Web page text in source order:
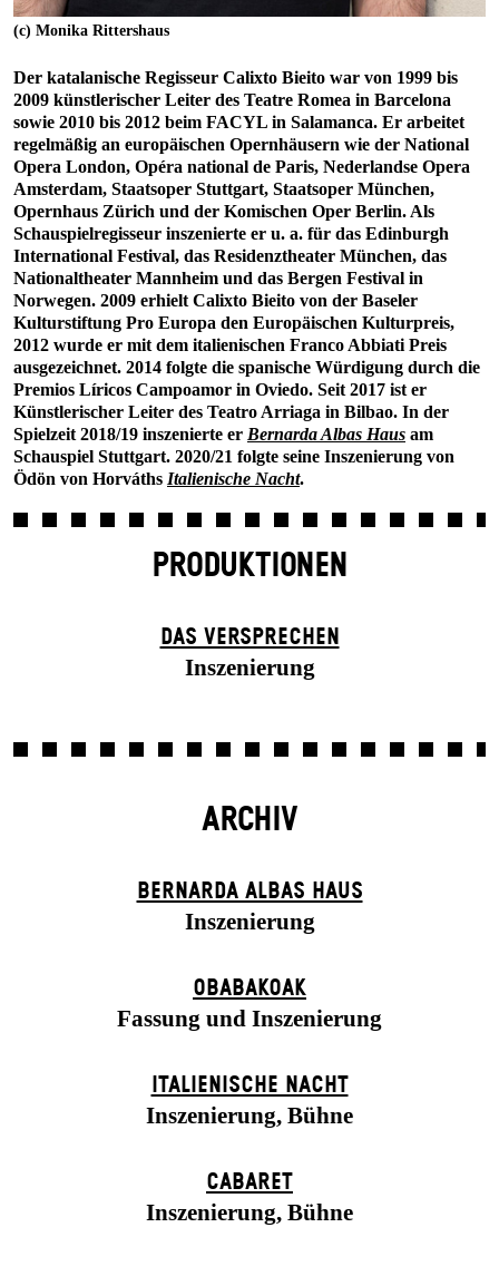
(c) Monika Rittershaus
Der katalanische Regisseur Calixto Bieito war von 1999 bis
2009 künstlerischer Leiter des Teatre Romea in Barcelona
sowie 2010 bis 2012 beim FACYL in Salamanca. Er arbeitet
regelmäßig an europäischen Opernhäusern wie der National
Opera Lon­don, Opéra national de Paris, Nederlandse Opera
Amsterdam, Staatsoper Stuttgart, Staatsoper München,
Opernhaus Zürich und der Komischen Oper Berlin. Als
Schauspielregisseur in­szenierte er u. a. für das Edinburgh
International Festival, das Residenztheater München, das
Nationaltheater Mannheim und das Bergen Festival in
Norwegen. 2009 erhielt Calixto Bieito von der Baseler
Kulturstiftung Pro Europa den Europäischen Kulturpreis,
2012 wurde er mit dem italienischen Franco Ab­biati Preis
ausgezeichnet. 2014 folgte die spanische Würdigung durch die
Premios Líricos Campoamor in Oviedo. Seit 2017 ist er
Künstlerischer Leiter des Teatro Arriaga in Bilbao. In der
Spielzeit 2018/19 inszenierte er Bernarda Albas Haus am
Schauspiel Stuttgart. 2020/21 folgte seine Inszenierung von
Ödön von Horváths Italienische Nacht.
PRODUKTIONEN
DAS VER­SPRECHEN
Inszenierung
ARCHIV
BERNARDA ALBAS HAUS
Inszenierung
OBABAKOAK
Fassung und Inszenierung
ITALIENISCHE NACHT
Inszenierung, Bühne
CABARET
Inszenierung, Bühne